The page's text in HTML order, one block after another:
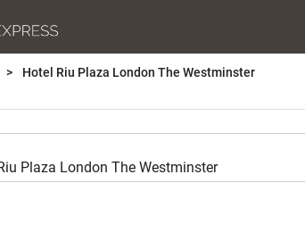
Hotel Riu Plaza London The Westminster